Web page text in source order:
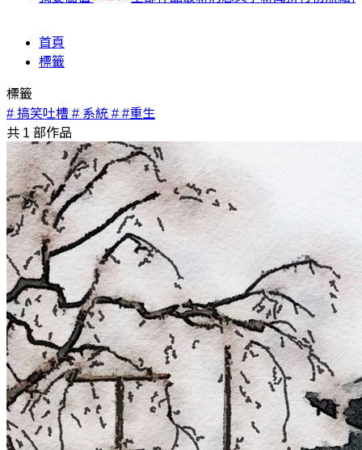
首頁
標籤
標籤
# 搞笑吐槽 # 系統 # #重生
共 1 部作品